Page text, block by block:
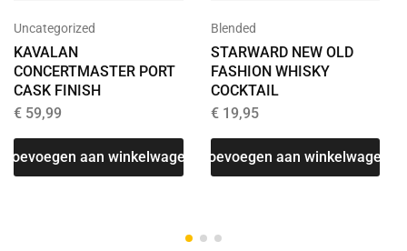
Uncategorized
KAVALAN
CONCERTMASTER PORT
CASK FINISH
€ 59,99
Toevoegen aan winkelwagen
Blended
STARWARD NEW OLD
FASHION WHISKY
COCKTAIL
€19,95
Toevoegen aan winkelwagen